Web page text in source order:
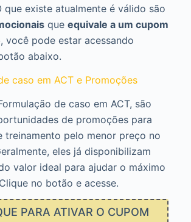
que existe atualmente é válido são
que equivale a um cupom
, você pode estar acessando
abaixo.
caso em ACT e Promoções
de caso em ACT, são
de promoções para
treinamento pelo menor preço no
eles já disponibilizam
valor ideal para ajudar o máximo
no botão e acesse.
PARA ATIVAR O CUPOM